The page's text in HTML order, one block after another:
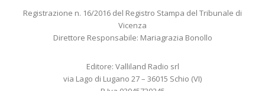
Registrazione n. 16/2016 del Registro Stampa del Tribunale di
Vicenza
Direttore Responsabile: Mariagrazia Bonollo
Editore: Valliland Radio srl
via Lago di Lugano 27 – 36015 Schio (VI)